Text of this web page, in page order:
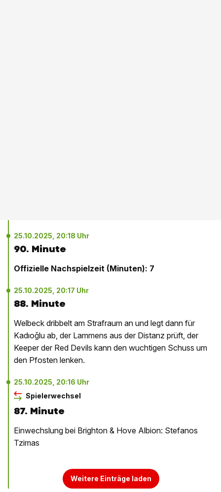
25.10.2025, 20:18 Uhr
90. Minute
Offizielle Nachspielzeit (Minuten): 7
25.10.2025, 20:17 Uhr
88. Minute
Welbeck dribbelt am Strafraum an und legt dann für
Kadıoğlu ab, der Lammens aus der Distanz prüft, der
Keeper der Red Devils kann den wuchtigen Schuss um
den Pfosten lenken.
25.10.2025, 20:16 Uhr
Spielerwechsel
87. Minute
Einwechslung bei Brighton & Hove Albion: Stefanos
Tzimas
Weitere Einträge laden